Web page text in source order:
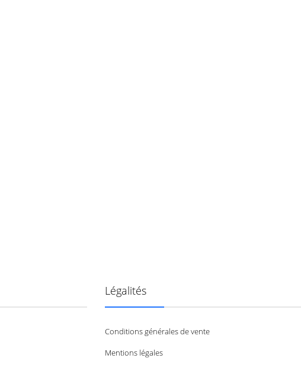
Légalités
Conditions générales de vente
Mentions légales